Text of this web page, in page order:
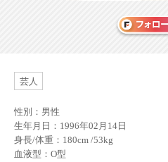
芸人
性別：男性
生年月日：1996年02月14日
身長/体重：180cm /53kg
血液型：O型